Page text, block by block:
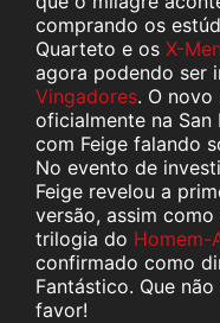
comprando os
Quarteto e os X-Men
agora podendo ser
Vingadores. O
oficialmente na San
com Feige falando
No evento de
Feige revelou a
versão, assim como
trilogia do Homem-
confirmado como
Fantástico. Que
favor!